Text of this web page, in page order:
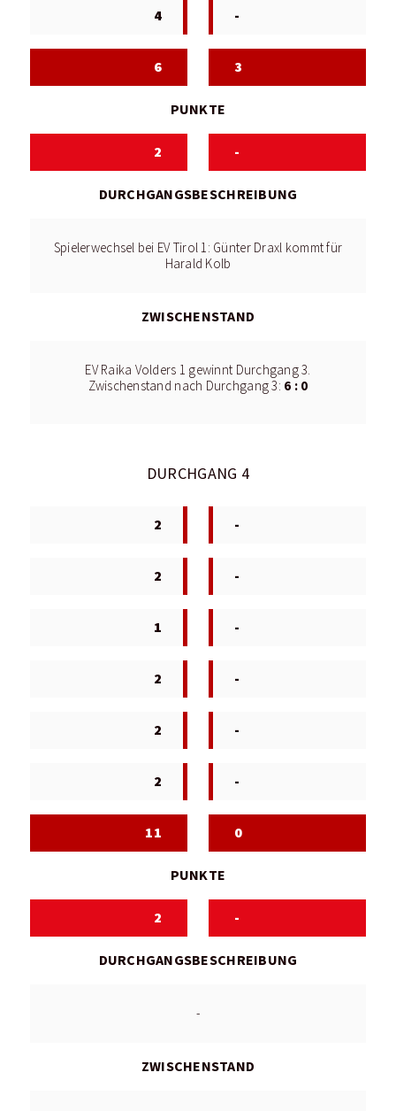
4 -
6 3
PUNKTE
2 -
DURCHGANGSBESCHREIBUNG
Spielerwechsel bei EV Tirol 1: Günter Draxl kommt für
Harald Kolb
ZWISCHENSTAND
EV Raika Volders 1 gewinnt Durchgang 3.
Zwischenstand nach Durchgang 3: 6 : 0
DURCHGANG 4
2 -
2 -
1 -
2 -
2 -
2 -
11 0
PUNKTE
2 -
DURCHGANGSBESCHREIBUNG
-
ZWISCHENSTAND